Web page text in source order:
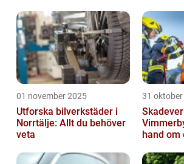
01 november 2025
Utforska bilverkstäder i
Norrtälje: Allt du behöver
veta
31
hand om